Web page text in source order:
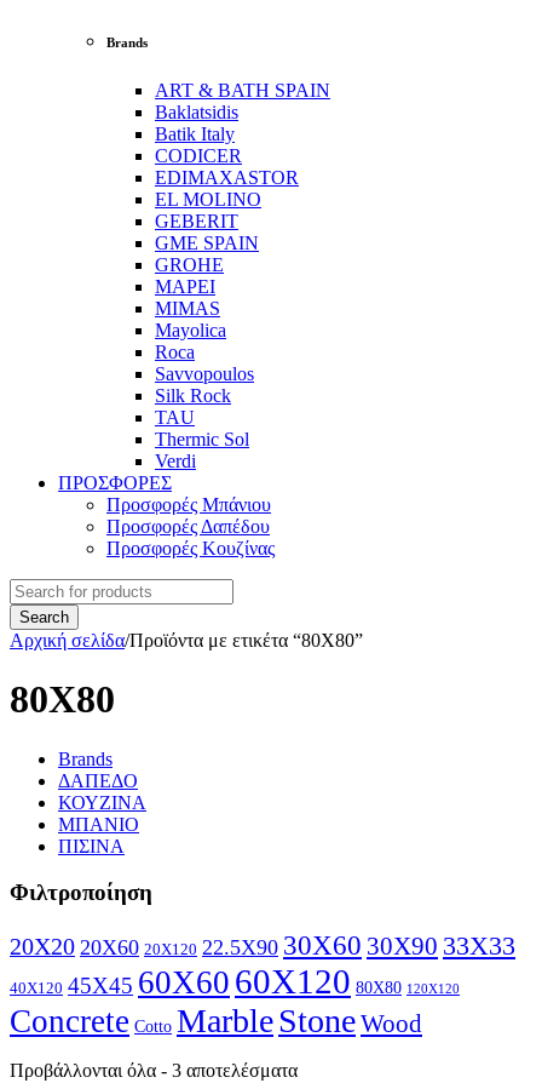
Brands
ART & BATH SPAIN
Baklatsidis
Batik Italy
CODICER
EDIMAXASTOR
EL MOLINO
GEBERIT
GME SPAIN
GROHE
MAPEI
MIMAS
Mayolica
Roca
Savvopoulos
Silk Rock
TAU
Thermic Sol
Verdi
ΠΡΟΣΦΟΡΕΣ
Προσφορές Μπάνιου
Προσφορές Δαπέδου
Προσφορές Κουζίνας
Αρχική σελίδα/Προϊόντα με ετικέτα “80X80”
80X80
Brands
ΔΑΠΕΔΟ
ΚΟΥΖΙΝΑ
ΜΠΑΝΙΟ
ΠΙΣΙΝΑ
Φιλτροποίηση
20X20 20X60 20X120 22.5X90 30X60 30X90 33X33
40X120 45X45 60X60 60X120 80X80 120X120
Concrete Cotto MarbleStoneWood
Προβάλλονται όλα - 3 αποτελέσματα